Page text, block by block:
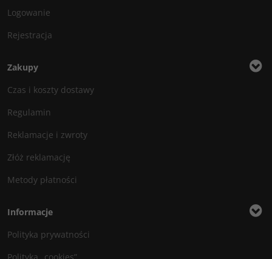
Logowanie
Rejestracja
Zakupy
Czas i koszty dostawy
Regulamin
Reklamacje i zwroty
Złóż reklamację
Metody płatności
Informacje
Polityka prywatności